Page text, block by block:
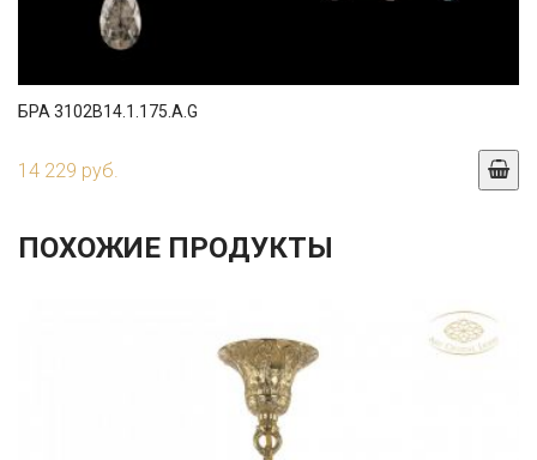
БРА 3102B14.1.175.A.G
14 229 руб.
ПОХОЖИЕ ПРОДУКТЫ